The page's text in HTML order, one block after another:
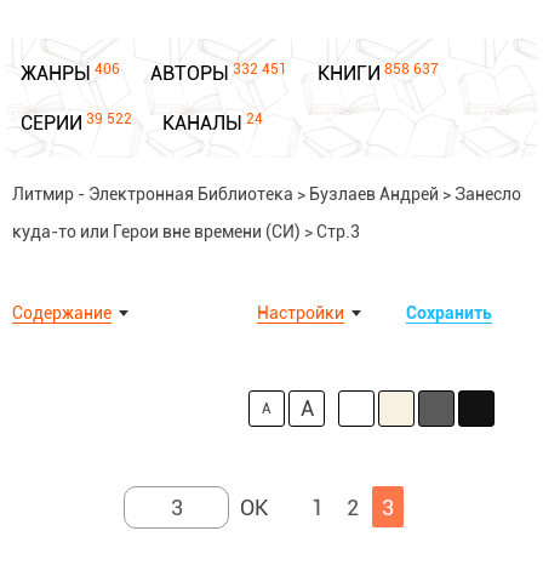
ЖАНРЫ 406 АВТОРЫ 332 451 КНИГИ 858 637
СЕРИИ 39 522 КАНАЛЫ 24
Литмир - Электронная Библиотека > Бузлаев Андрей > Занесло
куда-то или Герои вне времени (СИ) >Стр.3
Содержание Сохранить
Настройки
A A
1 2 3